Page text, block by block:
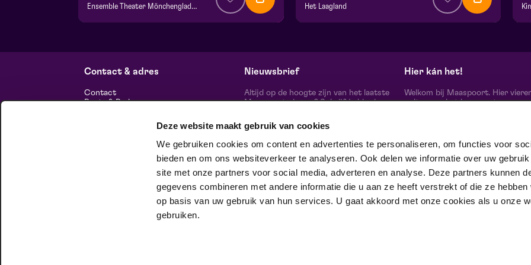
Deze website maakt gebruik van cookies
We gebruiken cookies om content en advertenties te personaliseren, om functies voor
bieden en om ons websiteverkeer te analyseren. Ook delen we informatie over uw
site met onze partners voor social media, adverteren en analyse. Deze partners kunnen
gegevens combineren met andere informatie die u aan ze heeft verstrekt of die ze hebben
op basis van uw gebruik van hun services. U gaat akkoord met onze cookies als u onze
gebruiken.
Ensemble Theater Mönchengladbach
vr 16 oktober 2026 | 11:00
Het Laagland
za 17 oktober 2026 | 10:00
za
Contact & adres
Contact
Route & Parkeren
Duurzaam ondernemen
Nieuwsbrief
Altijd op de hoogte zijn van het laatste
Maaspoort nieuws? Schrijf je hier in
schrijf je in
volg ons op
Hier kán het!
Welkom bij Maaspoort. Hier
cultuur en het leven met een
echte verschil maak je samen’.
Winnaar van de Red Dot Award
& Communication Design 2024
categorie Corporate Design &